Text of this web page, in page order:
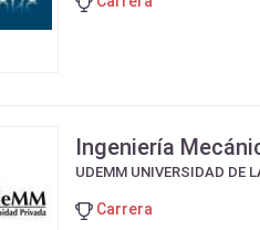
Ingeniería
UDEMM UNIVERSIDAD DE
Carrera